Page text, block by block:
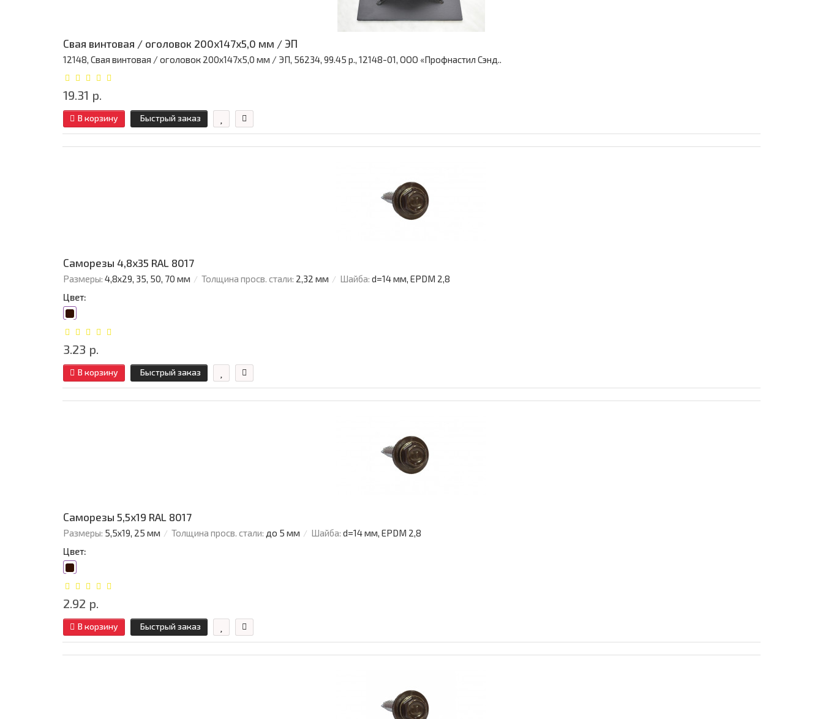
Свая винтовая / оголовок 200x147x5,0 мм / ЭП
12148, Свая винтовая / оголовок 200x147x5,0 мм / ЭП, 56234, 99.45 р., 12148-01, ООО «Профнастил Сэнд..
19.31 р.
В корзину Быстрый заказ
Саморезы 4,8х35 RAL 8017
Размеры: 4,8х29, 35, 50, 70 мм Толщина просв. стали: 2,32 мм Шайба: d=14 мм, EPDM 2,8
Цвет:
3.23 р.
В корзину Быстрый заказ
Саморезы 5,5х19 RAL 8017
Размеры: 5,5х19, 25 мм Толщина просв. стали: до 5 мм Шайба: d=14 мм, EPDM 2,8
Цвет:
2.92 р.
В корзину Быстрый заказ